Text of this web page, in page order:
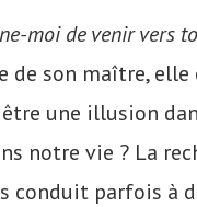
moi de venir vers
de son maître,
une illusion
notre vie ? La
conduit parfois à